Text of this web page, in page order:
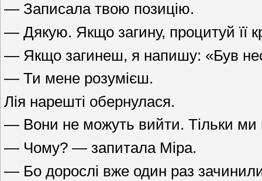
— Записала твою позицію.
— Дякую. Якщо загину, процитуй її
— Якщо загинеш, я напишу: «Був
— Ти мене розумієш.
Лія нарешті обернулася.
— Вони не можуть вийти. Тільки
— Чому? — запитала Міра.
— Бо дорослі вже один раз